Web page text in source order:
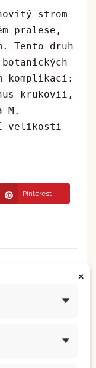
Pinterest
strom
pralese,
Tento druh
komplikací:
krukovii,
M.
velikosti
×